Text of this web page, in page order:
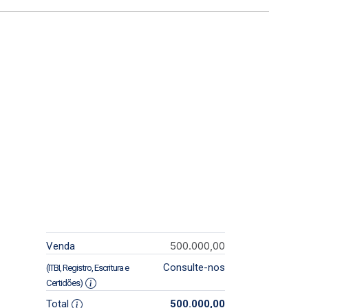
Venda 500.000,00
(ITBI, Registro, Escritura e
Certidões)
Consulte-nos
Total 500.000,00